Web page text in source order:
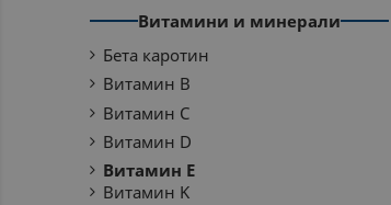
Витамини и минерали
Бета каротин
Витамин B
Витамин C
Витамин D
Витамин E
Витамин K